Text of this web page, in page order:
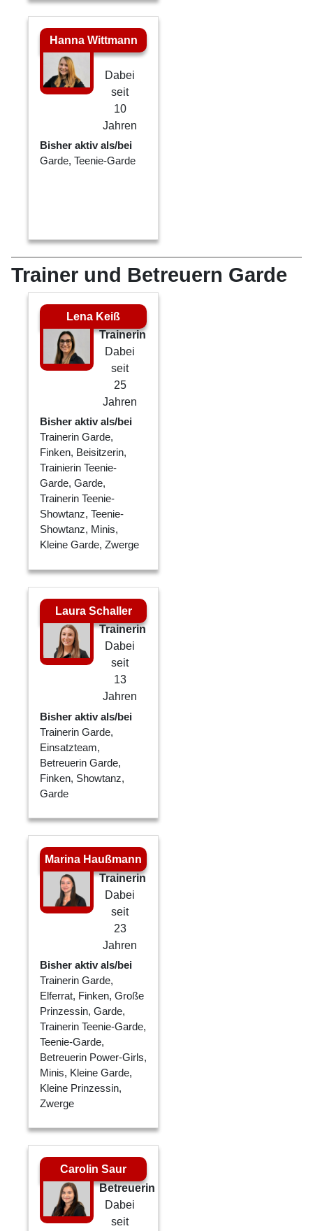
Hanna Wittmann
Dabei
seit
10
Jahren
Bisher aktiv als/bei
Garde, Teenie-Garde
Trainer und Betreuern Garde
Lena Keiß
Trainerin
Dabei
seit
25
Jahren
Bisher aktiv als/bei
Trainerin Garde,
Finken, Beisitzerin,
Trainierin Teenie-
Garde, Garde,
Trainerin Teenie-
Showtanz, Teenie-
Showtanz, Minis,
Kleine Garde, Zwerge
Laura Schaller
Trainerin
Dabei
seit
13
Jahren
Bisher aktiv als/bei
Trainerin Garde,
Einsatzteam,
Betreuerin Garde,
Finken, Showtanz,
Garde
Marina Haußmann
Trainerin
Dabei
seit
23
Jahren
Bisher aktiv als/bei
Trainerin Garde,
Elferrat, Finken, Große
Prinzessin, Garde,
Trainerin Teenie-Garde,
Teenie-Garde,
Betreuerin Power-Girls,
Minis, Kleine Garde,
Kleine Prinzessin,
Zwerge
Carolin Saur
Betreuerin
Dabei
seit